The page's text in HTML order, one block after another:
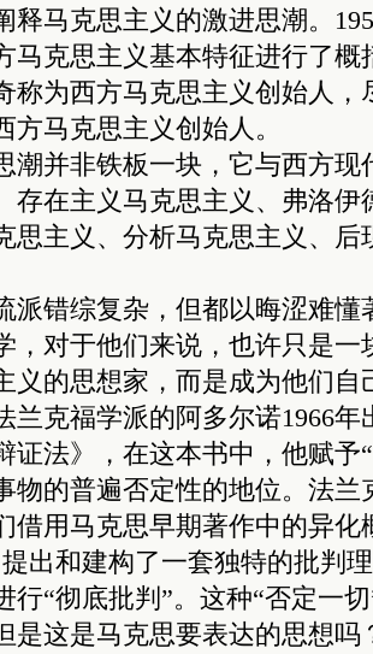
释马克思主义的激进思潮。
马克思主义基本特征进行了
称为西方马克思主义创始人，
方马克思主义创始人。
并非铁板一块，它与西方现
存在主义马克思主义、弗洛伊
思主义、分析马克思主义、后
错综复杂，但都以晦涩难懂
，对于他们来说，也许只是一
义的思想家，而是成为他们自
克福学派的阿多尔诺1966年
证法》，在这本书中，他赋
物的普遍否定性的地位。法兰
借用马克思早期著作中的异化
出和建构了一套独特的批判
行“彻底批判”。这种“否定一
是这是马克思要表达的思想吗